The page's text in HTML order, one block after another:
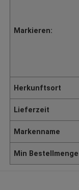
Markieren:
Herkunftsort
Lieferzeit
Markenname
Min Bestellmenge